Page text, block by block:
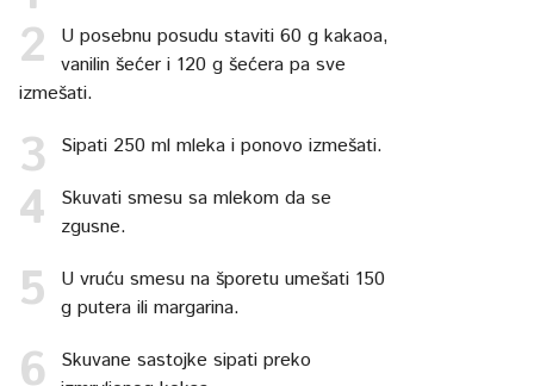
U posebnu posudu staviti 60 g kakaoa,
vanilin šećer i 120 g šećera pa sve
izmešati.
Sipati 250 ml mleka i ponovo izmešati.
Skuvati smesu sa mlekom da se
zgusne.
U vruću smesu na šporetu umešati 150
g putera ili margarina.
Skuvane sastojke sipati preko